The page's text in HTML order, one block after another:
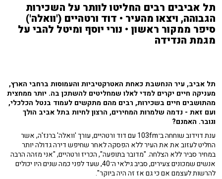
תל אביבים רבים החליטו לוותר על השכירות
הגבוהה, ויצאו מהעיר • דוד ורטהיים ('וואלה')
סיפר ממקור ראשון • נורי יוסף ומיטל להבי על
מגמת הנדידה
תל אביב, עיר הנחשבת כאחת האטרקטיביות והעמוסות ברחבי הארץ,
מעניקה חיים יקרים למדי לאלו שמחליטים להשתכן בה. יותר ממחצית
מהתושבים חיים בשכירות, רבים מהם מתקשים לעמוד בנטל הכלכלי,
ועם זאת - נדמה שלמרות המחירים, הרצון לחיות בתל אביב הולך
וגובר. האמנם?
ענת דוידוב שוחחה ב־103fm עם דוד ורטהיים, עורך 'וואלה' ברנז'ה, אשר
החליט לעזוב את את העיר ללא הפסקה לאחר שחיפש דירה גדולה יותר
במחיר סביר ללא הצלחה. "מדובר בתופעה", הכריז ורטהיים, "אני מזהה הרבה
אנשים שמכונים צעירים, סביב גילאי ה־40, שעד לפני כמה שנים היו יכולים
להרשות לעצמם אם כי גם אז זה היה ביוקר".